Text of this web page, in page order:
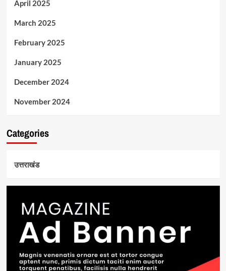
April 2025
March 2025
February 2025
January 2025
December 2024
November 2024
Categories
उत्तराखंड